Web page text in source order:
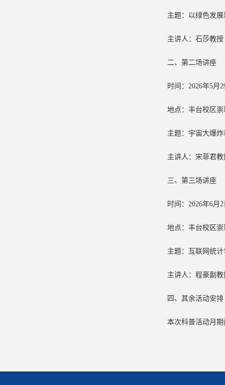
主题：以绿色发
主讲人：石莎教授
二、第二场讲座
时间：2026年5月
地点：丰台校区崇
主题：宇宙大爆
主讲人：宋菲君教
三、第三场讲座
时间：2026年6月
地点：丰台校区崇
主题：互联网统
主讲人：程豪副教
四、其余活动安排
本次科普活动月